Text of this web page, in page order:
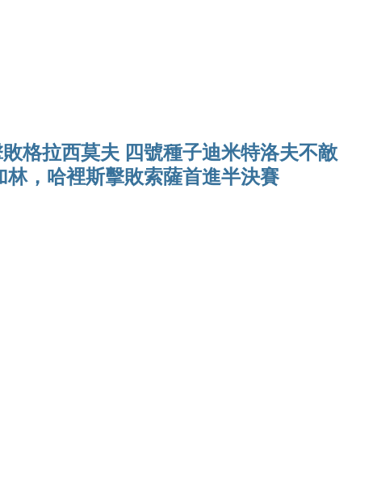
格拉西莫夫 四號種子迪米特洛夫不敵
，哈裡斯擊敗索薩首進半決賽